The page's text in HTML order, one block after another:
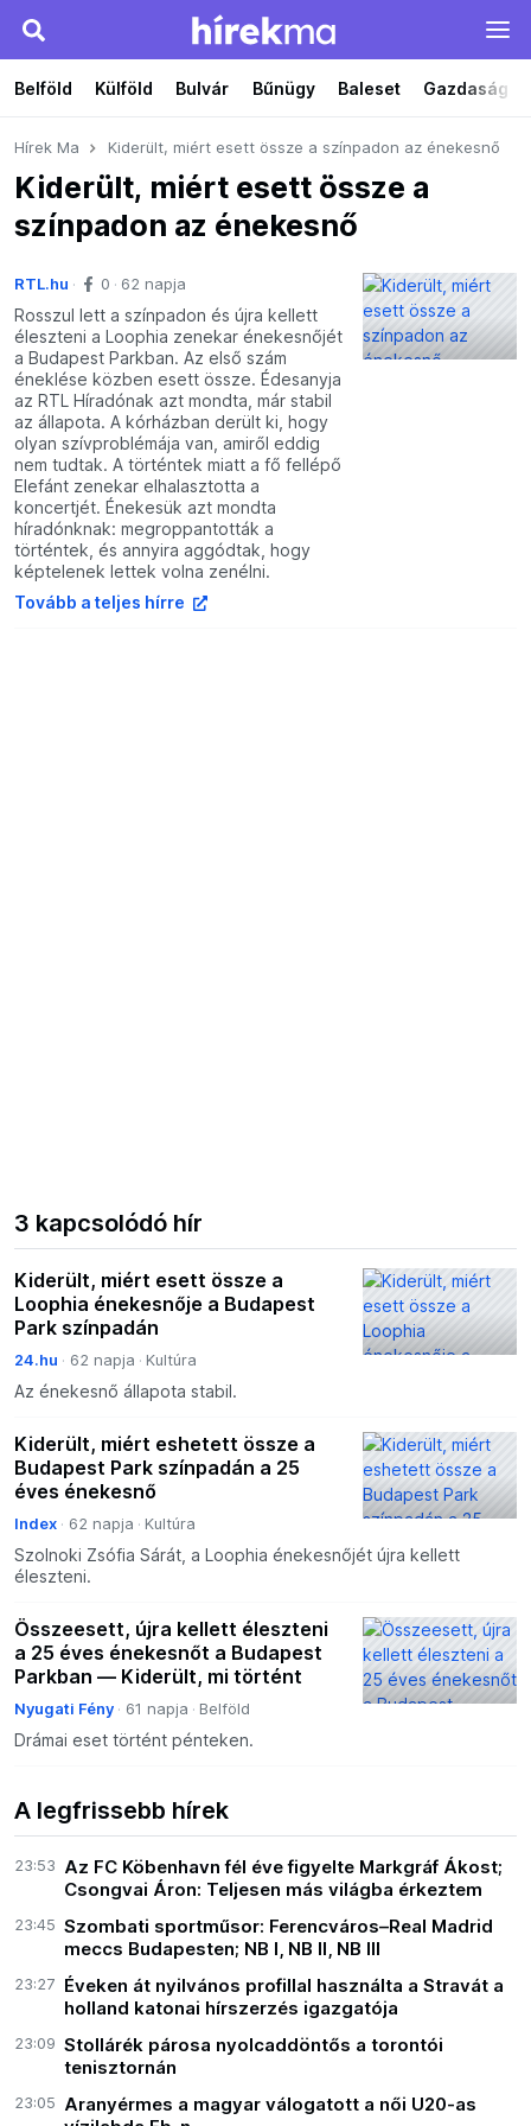
Belföld Külföld Bulvár Bűnügy Baleset Gazdaság
Hírek Ma Kiderült, miért esett össze a színpadon az énekesnő
Kiderült, miért esett össze a
színpadon az énekesnő
RTL.hu 0 62 napja
Rosszul lett a színpadon és újra kellett
éleszteni a Loophia zenekar énekesnőjét
a Budapest Parkban. Az első szám
éneklése közben esett össze. Édesanyja
az RTL Híradónak azt mondta, már stabil
az állapota. A kórházban derült ki, hogy
olyan szívproblémája van, amiről eddig
nem tudtak. A történtek miatt a fő fellépő
Elefánt zenekar elhalasztotta a
koncertjét. Énekesük azt mondta
híradónknak: megroppantották a
történtek, és annyira aggódtak, hogy
képtelenek lettek volna zenélni.
Tovább a teljes hírre
3 kapcsolódó hír
Kiderült, miért esett össze a
Loophia énekesnője a Budapest
Park színpadán
24.hu 62 napja Kultúra
Az énekesnő állapota stabil.
Kiderült, miért eshetett össze a
Budapest Park színpadán a 25
éves énekesnő
Index 62 napja Kultúra
Szolnoki Zsófia Sárát, a Loophia énekesnőjét újra kellett
éleszteni.
Összeesett, újra kellett éleszteni
a 25 éves énekesnőt a Budapest
Parkban — Kiderült, mi történt
Nyugati Fény 61 napja Belföld
Drámai eset történt pénteken.
A legfrissebb hírek
23:53 Az FC Köbenhavn fél éve figyelte Markgráf Ákost;
Csongvai Áron: Teljesen más világba érkeztem
23:45 Szombati sportműsor: Ferencváros–Real Madrid
meccs Budapesten; NB I, NB II, NB III
23:27 Éveken át nyilvános profillal használta a Stravát a
holland katonai hírszerzés igazgatója
23:09 Stollárék párosa nyolcaddöntős a torontói
tenisztornán
23:05 Aranyérmes a magyar válogatott a női U20-as